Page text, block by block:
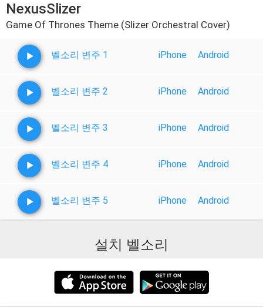
NexusSlizer
Game Of Thrones Theme (Slizer Orchestral Cover)
벨소리 변주 1 iPhone Android
벨소리 변주 2 iPhone Android
벨소리 변주 3 iPhone Android
벨소리 변주 4 iPhone Android
벨소리 변주 5 iPhone Android
설치 벨소리